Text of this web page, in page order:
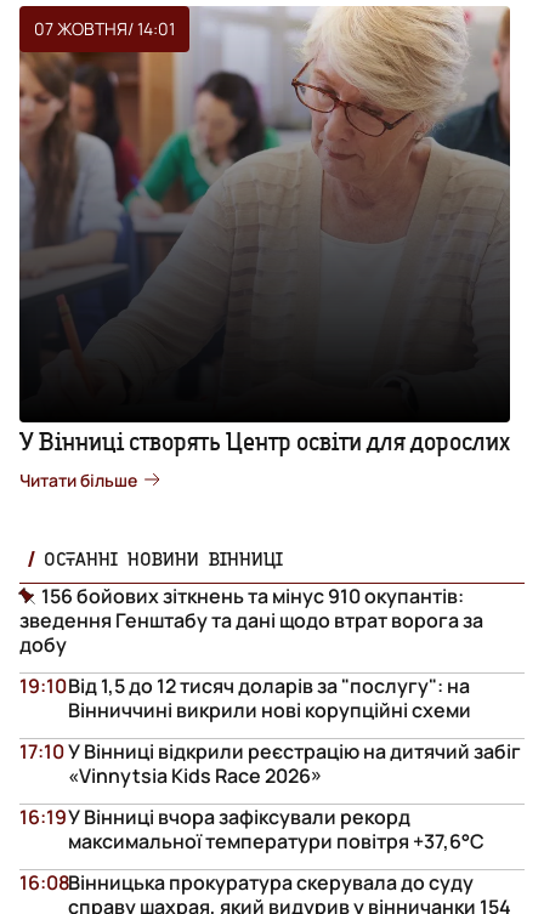
07 ЖОВТНЯ/ 14:01
У Вінниці створять Центр освіти для дорослих
Читати більше
ОСТАННІ НОВИНИ ВІННИЦІ
156 бойових зіткнень та мінус 910 окупантів:
зведення Генштабу та дані щодо втрат ворога за
добу
Від 1,5 до 12 тисяч доларів за "послугу": на
Вінниччині викрили нові корупційні схеми
19:10
У Вінниці відкрили реєстрацію на дитячий забіг
«Vinnytsia Kids Race 2026»
17:10
У Вінниці вчора зафіксували рекорд
максимальної температури повітря +37,6°С
16:19
Вінницька прокуратура скерувала до суду
справу шахрая, який видурив у вінничанки 154
16:08